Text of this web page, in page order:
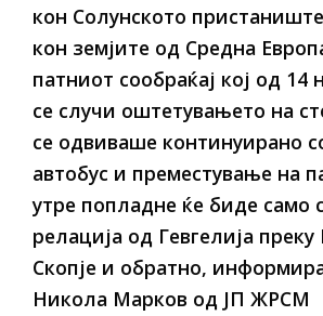
кон Солунското
кон земјите од Средна
патниот сообраќај кој од 14
се случи оштетувањето на
се одвиваше континуирано
автобус и преместување на
утре попладне ќе биде само
релација од Гевгелија преку
Скопје и обратно,
Никола Марков од ЈП ЖРСМ